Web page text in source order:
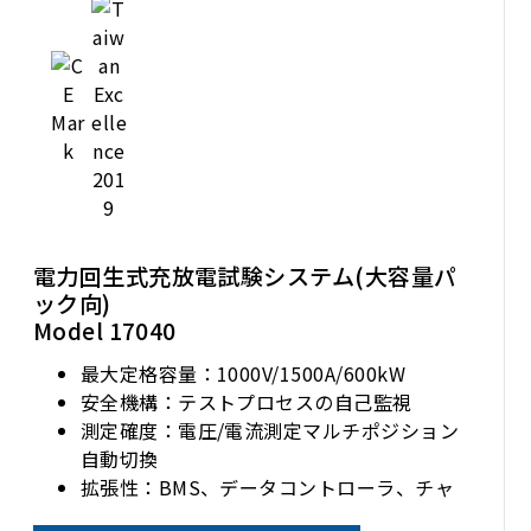
電力回生式充放電試験システム(大容量パ
ック向)
Model 17040
最大定格容量：1000V/1500A/600kW
安全機構：テストプロセスの自己監視
測定確度：電圧/電流測定マルチポジション
自動切換
拡張性：BMS、データコントローラ、チャ